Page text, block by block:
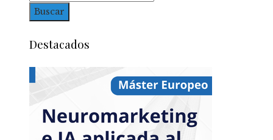
Destacados